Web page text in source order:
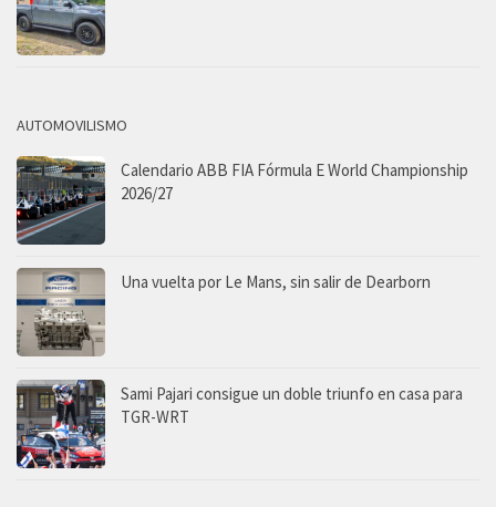
AUTOMOVILISMO
Calendario ABB FIA Fórmula E World Championship
2026/27
Una vuelta por Le Mans, sin salir de Dearborn
Sami Pajari consigue un doble triunfo en casa para
TGR-WRT